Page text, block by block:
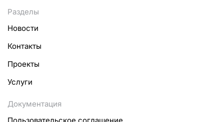
Разделы
Новости
Контакты
Проекты
Услуги
Документация